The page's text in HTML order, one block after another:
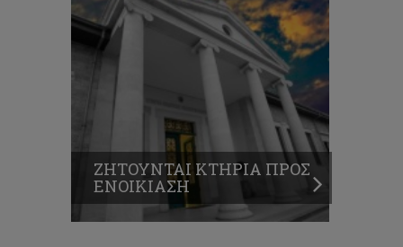
ΖΗΤΟΥΝΤΑΙ ΚΤΗΡΙΑ ΠΡΟΣ
ΕΝΟΙΚΙΑΣΗ